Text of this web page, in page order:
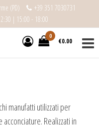
(PD)
+39 351 7030731
| 15:00 - 18:00
0
€0.00
manufatti utilizzati per
Realizzati in